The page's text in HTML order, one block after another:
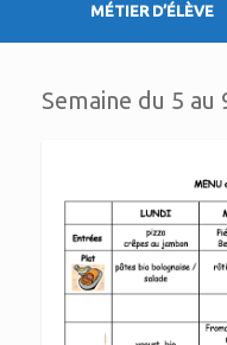
MÉTIER D’ÉLÈVE
Semaine du 5